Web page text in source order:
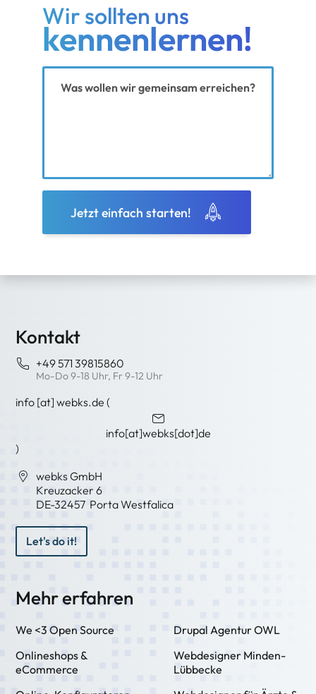
Wir sollten uns
kennenlernen!
Jetzt einfach starten!
Kontakt
+49 571 39815860
Mo-Do 9-18 Uhr, Fr 9-12 Uhr
info [at]webks.de (
info[at]webks[dot]de
)
webks GmbH
Kreuzacker 6
DE-32457 Porta Westfalica
Let's do it!
Mehr erfahren
We <3 Open Source
Onlineshops &
eCommerce
Drupal Agentur OWL
Webdesigner Minden-
Lübbecke